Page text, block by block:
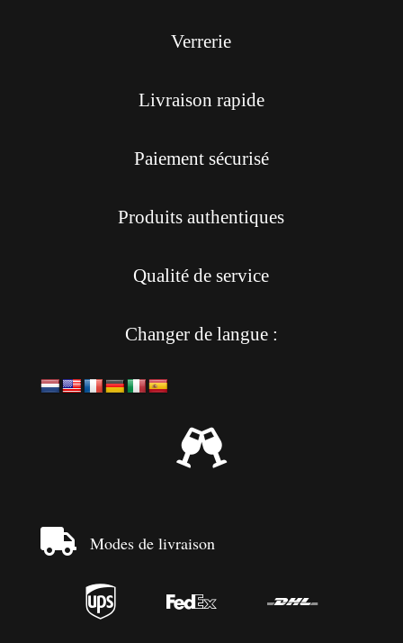
Verrerie
Livraison rapide
Paiement sécurisé
Produits authentiques
Qualité de service
Changer de langue :

 Modes de livraison
  